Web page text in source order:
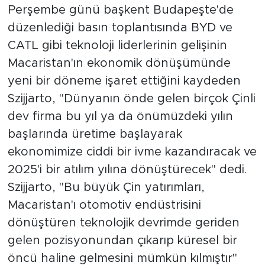
Perşembe günü başkent Budapeşte'de
düzenlediği basın toplantısında BYD ve
CATL gibi teknoloji liderlerinin gelişinin
Macaristan'ın ekonomik dönüşümünde
yeni bir döneme işaret ettiğini kaydeden
Szijjarto, "Dünyanın önde gelen birçok Çinli
dev firma bu yıl ya da önümüzdeki yılın
başlarında üretime başlayarak
ekonomimize ciddi bir ivme kazandıracak ve
2025'i bir atılım yılına dönüştürecek" dedi.
Szijjarto, "Bu büyük Çin yatırımları,
Macaristan'ı otomotiv endüstrisini
dönüştüren teknolojik devrimde geriden
gelen pozisyonundan çıkarıp küresel bir
öncü haline gelmesini mümkün kılmıştır"